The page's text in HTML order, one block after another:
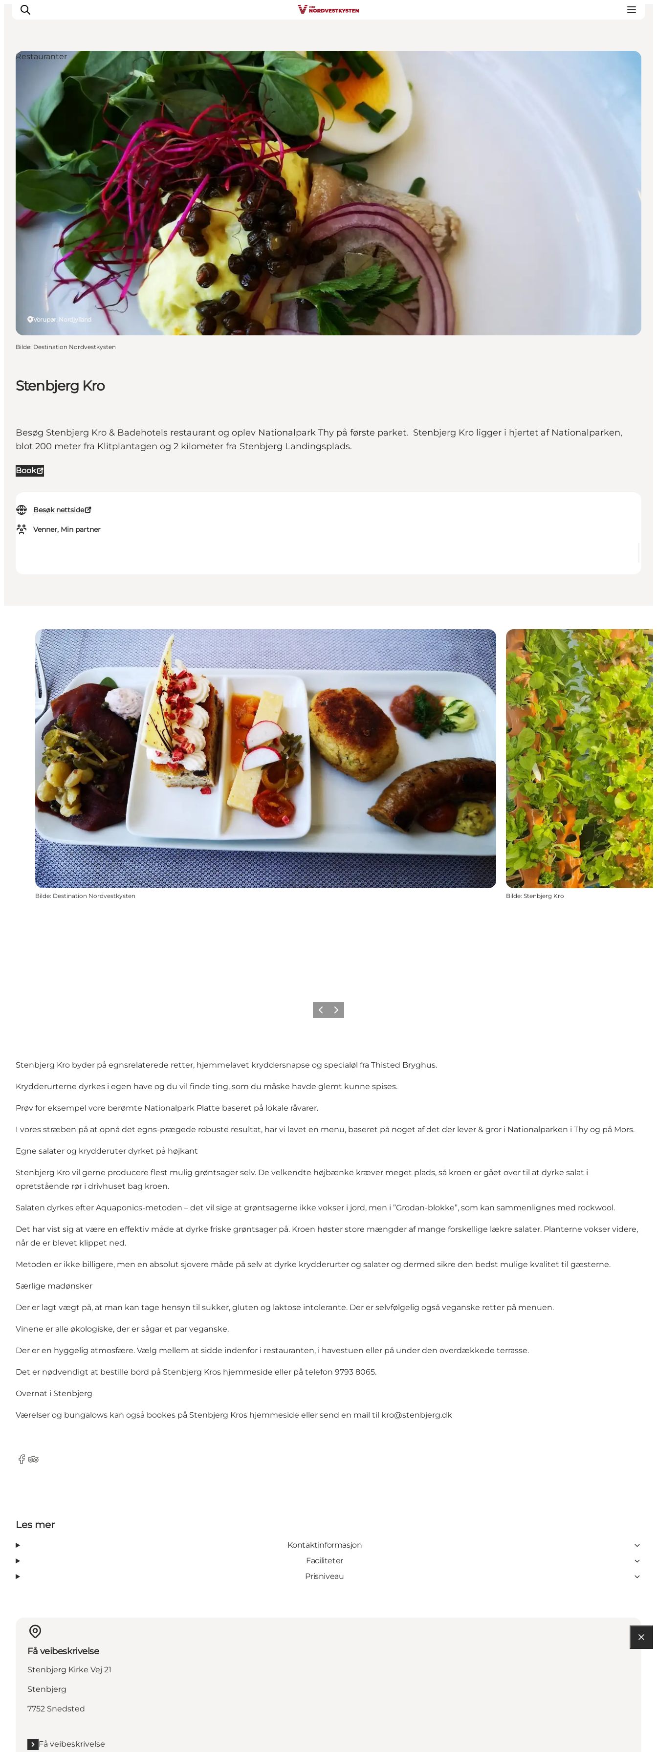
Byer og steder
Inspirasjon
Events
Overnatting
Planlegg ferien
Stenbjerg Kro
Besøg Stenbjerg Kro & Badehotels restaurant og oplev Nationalpark Thy på første parket. Stenbjerg Kro ligger i hjertet af Nationalparken,
blot 200 meter fra Klitplantagen og 2 kilometer fra Stenbjerg Landingsplads.
Book
Besøk nettside
Venner, Min partner
Vorupør, Nordjylland
Restauranter
Bilde: Destination Nordvestkysten
Bilde: Destination Nordvestkysten Bilde: Stenbjerg Kro
ForrigeNeste
Stenbjerg Kro byder på egnsrelaterede retter, hjemmelavet kryddersnapse og specialøl fra Thisted Bryghus.
Krydderurterne dyrkes i egen have og du vil finde ting, som du måske havde glemt kunne spises.
Prøv for eksempel vore berømte Nationalpark Platte baseret på lokale råvarer.
I vores stræben på at opnå det egns-prægede robuste resultat, har vi lavet en menu, baseret på noget af det der lever & gror i Nationalparken i Thy og på Mors.
Egne salater og krydderuter dyrket på højkant
Stenbjerg Kro vil gerne producere flest mulig grøntsager selv. De velkendte højbænke kræver meget plads, så kroen er gået over til at dyrke salat i
opretstående rør i drivhuset bag kroen.
Salaten dyrkes efter Aquaponics-metoden – det vil sige at grøntsagerne ikke vokser i jord, men i ”Grodan-blokke”, som kan sammenlignes med rockwool.
Det har vist sig at være en effektiv måde at dyrke friske grøntsager på. Kroen høster store mængder af mange forskellige lækre salater. Planterne vokser videre,
når de er blevet klippet ned.
Metoden er ikke billigere, men en absolut sjovere måde på selv at dyrke krydderurter og salater og dermed sikre den bedst mulige kvalitet til gæsterne.
Særlige madønsker
Der er lagt vægt på, at man kan tage hensyn til sukker, gluten og laktose intolerante. Der er selvfølgelig også veganske retter på menuen.
Vinene er alle økologiske, der er sågar et par veganske.
Der er en hyggelig atmosfære. Vælg mellem at sidde indenfor i restauranten, i havestuen eller på under den overdækkede terrasse.
Det er nødvendigt at bestille bord på Stenbjerg Kros hjemmeside eller på telefon 9793 8065.
Overnat i Stenbjerg
Værelser og bungalows kan også bookes på Stenbjerg Kros hjemmeside eller send en mail til kro@stenbjerg.dk
Facebook
TripAdvisor
Les mer
Kontaktinformasjon
Faciliteter
Prisniveau
Få veibeskrivelse
Stenbjerg Kirke Vej 21
Stenbjerg
7752 Snedsted
Få veibeskrivelse